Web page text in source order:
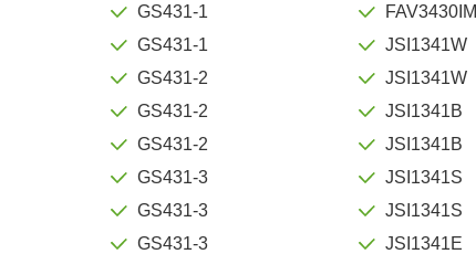
GS431-1
GS431-1
GS431-2
GS431-2
GS431-2
GS431-3
GS431-3
GS431-3
FAV3430IM
JSI1341W
JSI1341W
JSI1341B
JSI1341B
JSI1341S
JSI1341S
JSI1341E